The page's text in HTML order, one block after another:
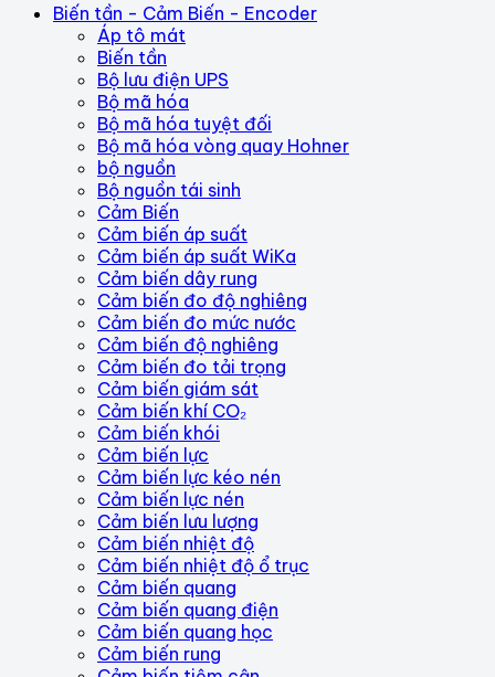
Biến tần - Cảm Biến - Encoder
Áp tô mát
Biến tần
Bộ lưu điện UPS
Bộ mã hóa
Bộ mã hóa tuyệt đối
Bộ mã hóa vòng quay Hohner
bộ nguồn
Bộ nguồn tái sinh
Cảm Biến
Cảm biến áp suất
Cảm biến áp suất WiKa
Cảm biến dây rung
Cảm biến đo độ nghiêng
Cảm biến đo mức nước
Cảm biến độ nghiêng
Cảm biến đo tải trọng
Cảm biến giám sát
Cảm biến khí CO₂
Cảm biến khói
Cảm biến lực
Cảm biến lực kéo nén
Cảm biến lực nén
Cảm biến lưu lượng
Cảm biến nhiệt độ
Cảm biến nhiệt độ ổ trục
Cảm biến quang
Cảm biến quang điện
Cảm biến quang học
Cảm biến rung